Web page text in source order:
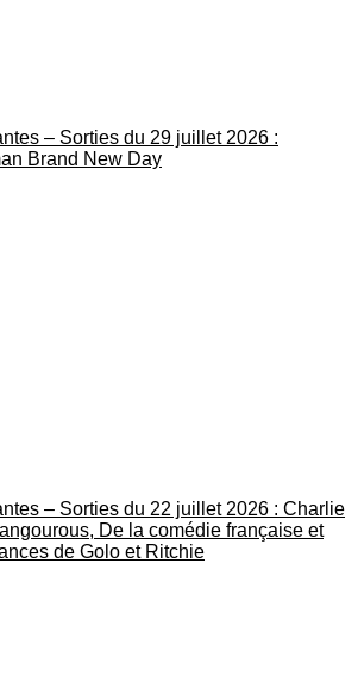
– Sorties du 29 juillet 2026 :
Brand New Day
– Sorties du 22 juillet 2026 : Charlie
De la comédie française et
de Golo et Ritchie